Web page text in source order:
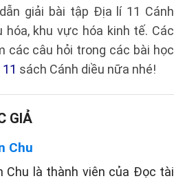
giải bài tập Địa lí 11 Cánh
hóa, khu vực hóa kinh tế. Các
các câu hỏi trong các bài học
sách Cánh diều nữa nhé!
GIẢ
Chu
Chu là thành viên của Đọc tài